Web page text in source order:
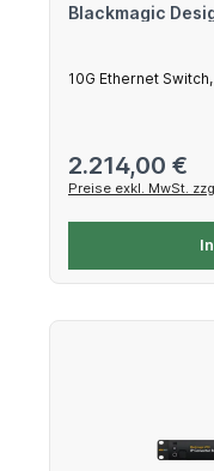
Blackmagic
10G Ethernet
Regulärer Preis:
2.214,00 €
Preise exkl. MwSt.